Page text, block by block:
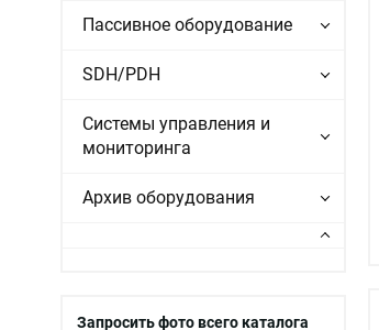
Пассивное оборудование
SDH/PDH
Системы управления и
мониторинга
Архив оборудования
Запросить фото всего каталога